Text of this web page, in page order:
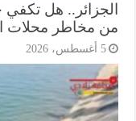
هل تكفي
مخاطر محلات